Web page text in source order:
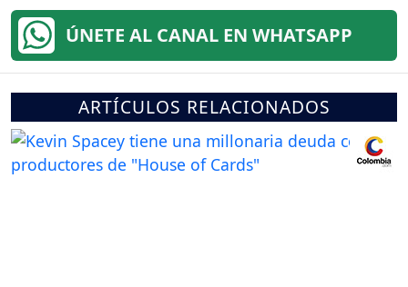
ÚNETE AL CANAL EN WHATSAPP
ARTÍCULOS RELACIONADOS